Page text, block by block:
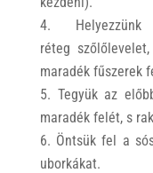
réteg
maradék fűszerek
Tegyük az
maradék felét, s
Öntsük fel a
uborkákat.